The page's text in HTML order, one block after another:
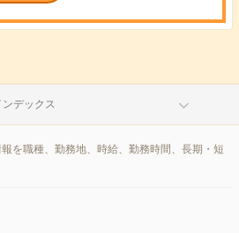
ンデックス
を職種、勤務地、時給、勤務時間、長期・短